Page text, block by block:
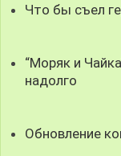
Что бы съел
“Моряк и
надолго
Обновление